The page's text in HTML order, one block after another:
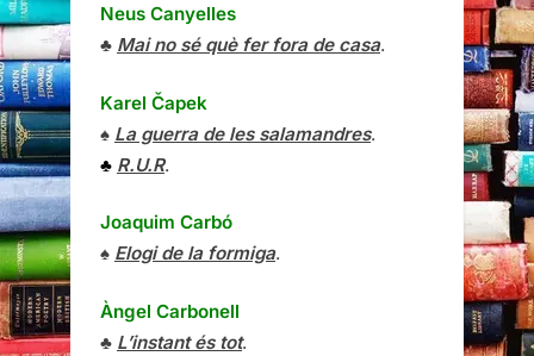
Neus Canyelles
♣ Mai no sé què fer fora de casa.
Karel Čapek
♠ La guerra de les salamandres.
♣ R.U.R.
Joaquim Carbó
♠ Elogi de la formiga.
Àngel Carbonell
♣ L’instant és tot.